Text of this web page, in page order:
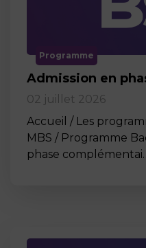
Programme
Admission en
02 juillet 2026
Accueil / Les
MBS / Programme
phase